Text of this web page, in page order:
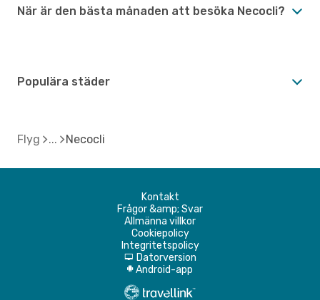
När är den bästa månaden att besöka Necocli?
Populära städer
Flyg Necocli
Kontakt
Frågor &amp; Svar
Allmänna villkor
Cookiepolicy
Integritetspolicy
d Datorversion
A Android-app